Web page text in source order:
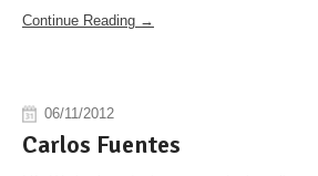
Continue Reading →
06/11/2012
Carlos Fuentes